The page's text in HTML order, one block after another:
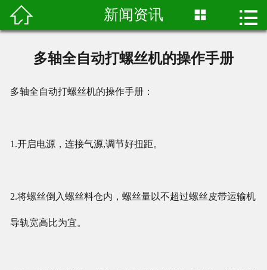
网站首页
联系我们
 新闻资讯  
多轴全自动打螺丝机的操作手册
多轴全自动打螺丝机的操作手册：
1.开启电源，连接气源,调节好扭距。
2.将螺丝倒入螺丝料仓内，螺丝量以不超过螺丝皮带运输机
导轨宽高比为宜。